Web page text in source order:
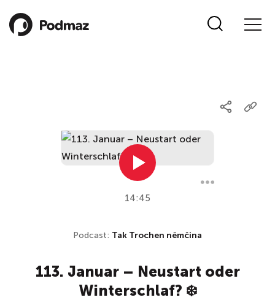
14:45
Podcast: Tak Trochen němčina
113. Januar – Neustart oder
Winterschlaf? ❄️